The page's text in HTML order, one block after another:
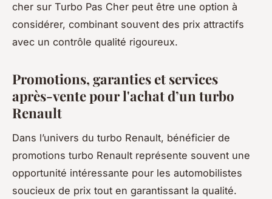
cher sur Turbo Pas Cher peut être une option à
considérer, combinant souvent des prix attractifs
avec un contrôle qualité rigoureux.
Promotions, garanties et services
après-vente pour l'achat d’un turbo
Renault
Dans l’univers du turbo Renault, bénéficier de
promotions turbo Renault représente souvent une
opportunité intéressante pour les automobilistes
soucieux de prix tout en garantissant la qualité.